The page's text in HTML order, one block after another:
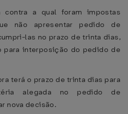
a qual foram impostas
não apresentar pedido de
las no prazo de trinta dias,
para interposição do pedido de
terá o prazo de trinta dias para
alegada no pedido de
nova decisão.